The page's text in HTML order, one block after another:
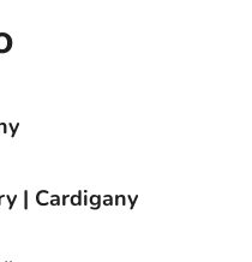
| Cardigany